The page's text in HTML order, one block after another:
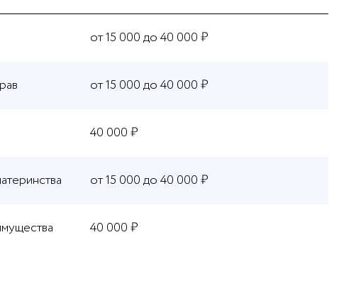
от 15 000 до 40 000 ₽
от 15 000 до 40 000 ₽
40 000 ₽
от 15 000 до 40 000 ₽
40 000 ₽